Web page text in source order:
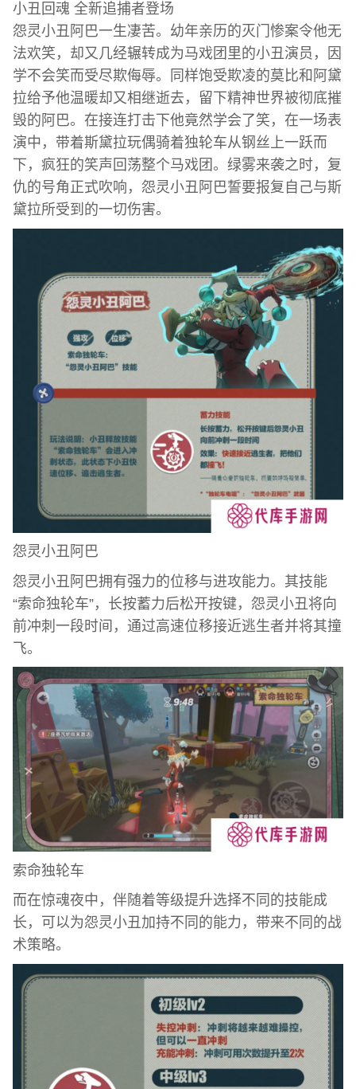
小丑回魂 全新追捕者登场
怨灵小丑阿巴一生凄苦。幼年亲历的灭门惨案令他无
法欢笑，却又几经辗转成为马戏团里的小丑演员，因
学不会笑而受尽欺侮辱。同样饱受欺凌的莫比和阿黛
拉给予他温暖却又相继逝去，留下精神世界被彻底摧
毁的阿巴。在接连打击下他竟然学会了笑，在一场表
演中，带着斯黛拉玩偶骑着独轮车从钢丝上一跃而
下，疯狂的笑声回荡整个马戏团。绿雾来袭之时，复
仇的号角正式吹响，怨灵小丑阿巴誓要报复自己与斯
黛拉所受到的一切伤害。
怨灵小丑阿巴
怨灵小丑阿巴拥有强力的位移与进攻能力。其技能
“索命独轮车”，长按蓄力后松开按键，怨灵小丑将向
前冲刺一段时间，通过高速位移接近逃生者并将其撞
飞。
索命独轮车
而在惊魂夜中，伴随着等级提升选择不同的技能成
长，可以为怨灵小丑加持不同的能力，带来不同的战
术策略。